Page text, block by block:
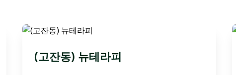
(고잔동) 뉴테라피